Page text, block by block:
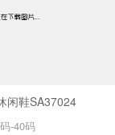
闲鞋SA37024
-40码